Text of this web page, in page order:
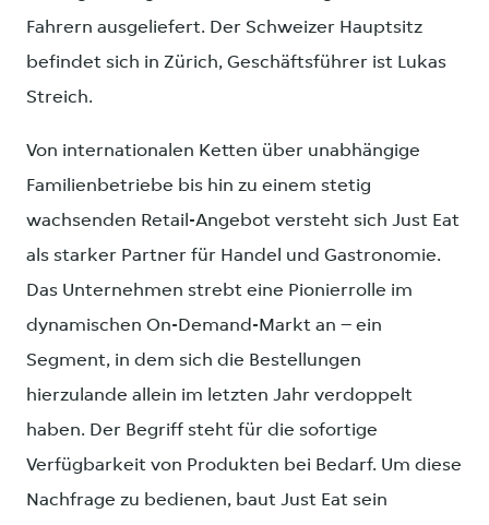
Fahrern ausgeliefert. Der Schweizer Hauptsitz
befindet sich in Zürich, Geschäftsführer ist Lukas
Streich.
Von internationalen Ketten über unabhängige
Familienbetriebe bis hin zu einem stetig
wachsenden Retail-Angebot versteht sich Just Eat
als starker Partner für Handel und Gastronomie.
Das Unternehmen strebt eine Pionierrolle im
dynamischen On-Demand-Markt an – ein
Segment, in dem sich die Bestellungen
hierzulande allein im letzten Jahr verdoppelt
haben. Der Begriff steht für die sofortige
Verfügbarkeit von Produkten bei Bedarf. Um diese
Nachfrage zu bedienen, baut Just Eat sein